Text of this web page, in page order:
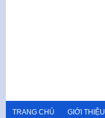
TRANG CHỦ GIỚI THIỆU